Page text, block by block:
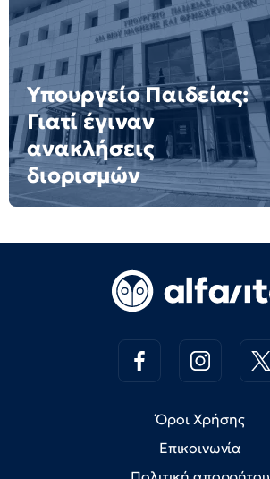
Υπουργείο Παιδείας:
Γιατί έγιναν
ανακλήσεις
διορισμών
Όροι Χρήσης
Επικοινωνία